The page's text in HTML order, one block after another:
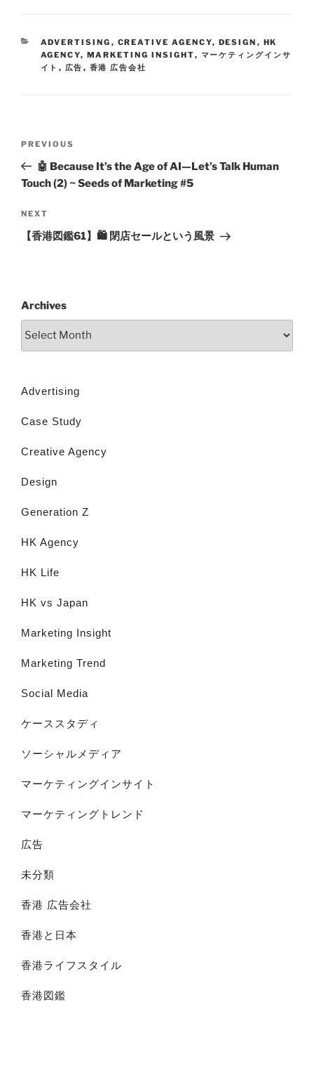
ADVERTISING , CREATIVE AGENCY, DESIGN , HK
AGENCY, MARKETING INSIGHT, マーケティングインサ
イト , 広告 , 香港 広告会社
PREVIOUS
🤖 Because It’s the Age of AI—Let’s Talk Human
Touch (2) ~ Seeds of Marketing #5
NEXT
【香港図鑑61】🛍️ 閉店セールという風景
Archives
Advertising
Case Study
Creative Agency
Design
Generation Z
HK Agency
HK Life
HK vs Japan
Marketing Insight
Marketing Trend
Social Media
ケーススタディ
ソーシャルメディア
マーケティングインサイト
マーケティングトレンド
広告
未分類
香港 広告会社
香港と日本
香港ライフスタイル
香港図鑑